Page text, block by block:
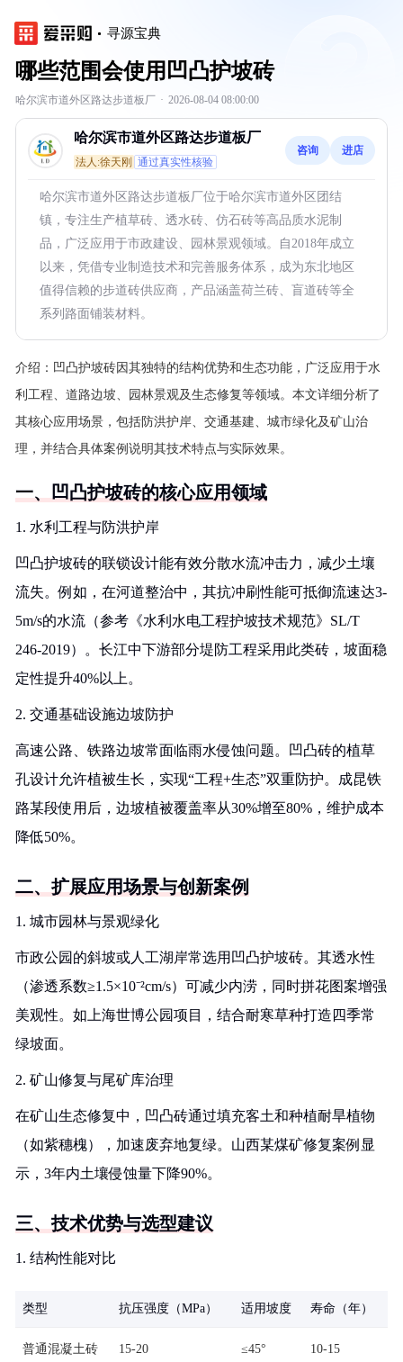
寻源宝典
哪些范围会使用凹凸护坡砖
哈尔滨市道外区路达步道板厂 · 2026-08-04 08:00:00
哈尔滨市道外区路达步道板厂
法人:徐天刚 通过真实性核验
咨询 进店
哈尔滨市道外区路达步道板厂位于哈尔滨市道外区团结
镇，专注生产植草砖、透水砖、仿石砖等高品质水泥制
品，广泛应用于市政建设、园林景观领域。自2018年成立
以来，凭借专业制造技术和完善服务体系，成为东北地区
值得信赖的步道砖供应商，产品涵盖荷兰砖、盲道砖等全
系列路面铺装材料。
介绍： 凹凸护坡砖因其独特的结构优势和生态功能，广泛应用于水
利工程、道路边坡、园林景观及生态修复等领域。本文详细分析了
其核心应用场景，包括防洪护岸、交通基建、城市绿化及矿山治
理，并结合具体案例说明其技术特点与实际效果。
一、凹凸护坡砖的核心应用领域
1. 水利工程与防洪护岸
凹凸护坡砖的联锁设计能有效分散水流冲击力，减少土壤
流失。例如，在河道整治中，其抗冲刷性能可抵御流速达3-
5m/s的水流（参考《水利水电工程护坡技术规范》SL/T
246-2019）。长江中下游部分堤防工程采用此类砖，坡面稳
定性提升40%以上。
2. 交通基础设施边坡防护
高速公路、铁路边坡常面临雨水侵蚀问题。凹凸砖的植草
孔设计允许植被生长，实现“工程+生态”双重防护。成昆铁
路某段使用后，边坡植被覆盖率从30%增至80%，维护成本
降低50%。
二、扩展应用场景与创新案例
1. 城市园林与景观绿化
市政公园的斜坡或人工湖岸常选用凹凸护坡砖。其透水性
（渗透系数≥1.5×10⁻²cm/s）可减少内涝，同时拼花图案增强
美观性。如上海世博公园项目，结合耐寒草种打造四季常
绿坡面。
2. 矿山修复与尾矿库治理
在矿山生态修复中，凹凸砖通过填充客土和种植耐旱植物
（如紫穗槐），加速废弃地复绿。山西某煤矿修复案例显
示，3年内土壤侵蚀量下降90%。
三、技术优势与选型建议
1. 结构性能对比
类型 抗压强度（MPa） 适用坡度 寿命（年）
普通混凝土砖 15-20 ≤45° 10-15